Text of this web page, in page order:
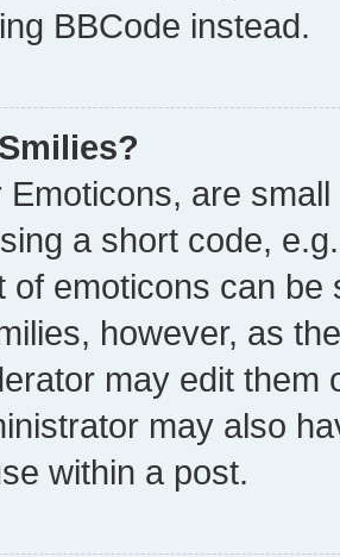
BBCode instead.
Emoticons, are
a short code,
of emoticons can
however, as
may edit them
may also
within a post.